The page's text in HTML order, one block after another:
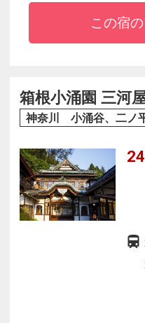
ています。お車でお
式駐車場を有料でご
この宿
箱根小涌園 三河
神奈川 小涌谷、二ノ